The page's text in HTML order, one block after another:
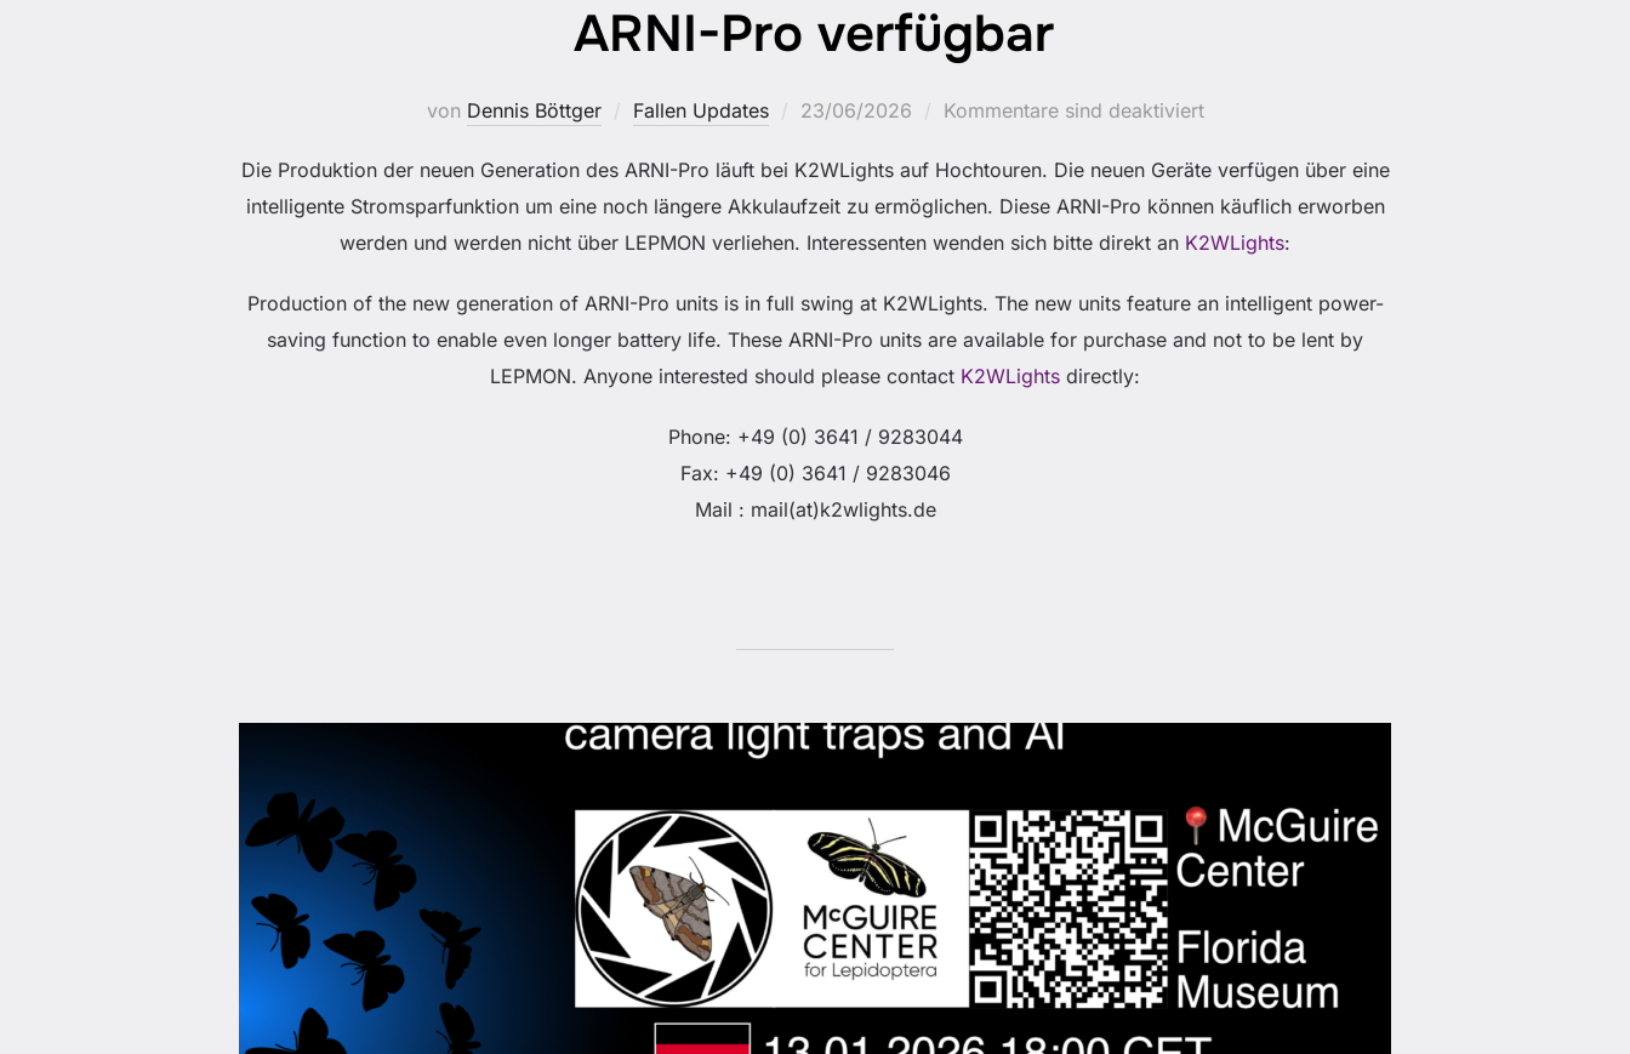
ARNI-Pro verfügbar
von Dennis Böttger Fallen Updates
Veröffentlicht
23/06/2026 Kommentare sind deaktiviert
Die Produktion der neuen Generation des ARNI-Pro läuft bei K2WLights auf Hochtouren. Die neuen Geräte verfügen über eine
intelligente Stromsparfunktion um eine noch längere Akkulaufzeit zu ermöglichen. Diese ARNI-Pro können käuflich erworben
werden und werden nicht über LEPMON verliehen. Interessenten wenden sich bitte direkt an K2WLights:
Production of the new generation of ARNI-Pro units is in full swing at K2WLights. The new units feature an intelligent power-
saving function to enable even longer battery life. These ARNI-Pro units are available for purchase and not to be lent by
LEPMON. Anyone interested should please contact K2WLights directly:
Phone: +49 (0) 3641 / 9283044
Fax: +49 (0) 3641 / 9283046
Mail : mail(at)k2wlights.de